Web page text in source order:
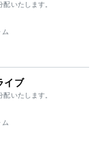
いたします。
ム
イブ
いたします。
ム